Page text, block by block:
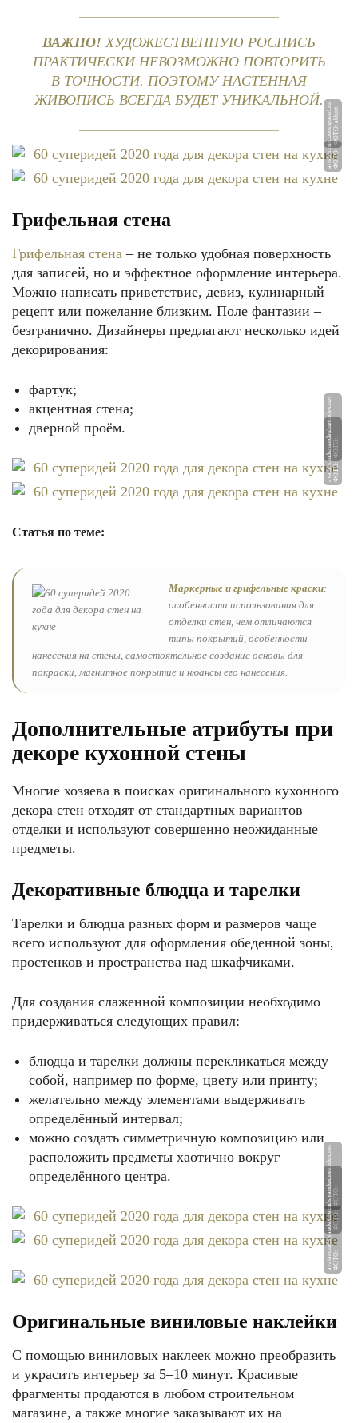
ВАЖНО!ХУДОЖЕСТВЕННУЮ РОСПИСЬ
ПРАКТИЧЕСКИ НЕВОЗМОЖНО ПОВТОРИТЬ
В ТОЧНОСТИ. ПОЭТОМУ НАСТЕННАЯ
ЖИВОПИСЬ ВСЕГДА БУДЕТ УНИКАЛЬНОЙ.
Ф
О
Т
О:
a
b
b
ott
-
e
c
o
n
o
m
p
a
n
el.
r
u
Ф
О
Т
О:
a
rt
st
e
n.
r
u
Грифельная стена
Грифельная стена – не только удобная поверхность
для записей, но и эффектное оформление интерьера.
Можно написать приветствие, девиз, кулинарный
рецепт или пожелание близким. Поле фантазии –
безгранично. Дизайнеры предлагают несколько идей
декорирования:
фартук;
акцентная стена;
дверной проём.
Ф
О
Т
О:
a
v
at
a
r
s.
m
d
s.
y
a
n
d
e
x.
n
et
Ф
О
Т
О:
a
v
at
a
r
s.
m
d
s.
y
a
n
d
e
x.
n
et
Статья по теме:
Маркерные и грифельные краски:
особенности использования для
отделки стен, чем отличаются
типы покрытий, особенности
нанесения на стены, самостоятельное создание основы для
покраски, магнитное покрытие и нюансы его нанесения.
Дополнительные атрибуты при
декоре кухонной стены
Многие хозяева в поисках оригинального кухонного
декора стен отходят от стандартных вариантов
отделки и используют совершенно неожиданные
предметы.
Декоративные блюдца и тарелки
Тарелки и блюдца разных форм и размеров чаще
всего используют для оформления обеденной зоны,
простенков и пространства над шкафчиками.
Для создания слаженной композиции необходимо
придерживаться следующих правил:
блюдца и тарелки должны перекликаться между
собой, например по форме, цвету или принту;
желательно между элементами выдерживать
определённый интервал;
можно создать симметричную композицию или
расположить предметы хаотично вокруг
определённого центра.
Ф
О
Т
О:
a
v
at
a
r
s.
m
d
s.
y
a
n
d
e
x.
n
et
Ф
О
Т
О:
a
v
at
a
r
s.
m
d
s.
y
a
n
d
e
x.
n
et
Ф
О
Т
О:
a
v
at
a
r
s.
m
d
s.
y
a
n
d
e
x.
n
et
Оригинальные виниловые наклейки
С помощью виниловых наклеек можно преобразить
и украсить интерьер за 5–10 минут. Красивые
фрагменты продаются в любом строительном
магазине, а также многие заказывают их на